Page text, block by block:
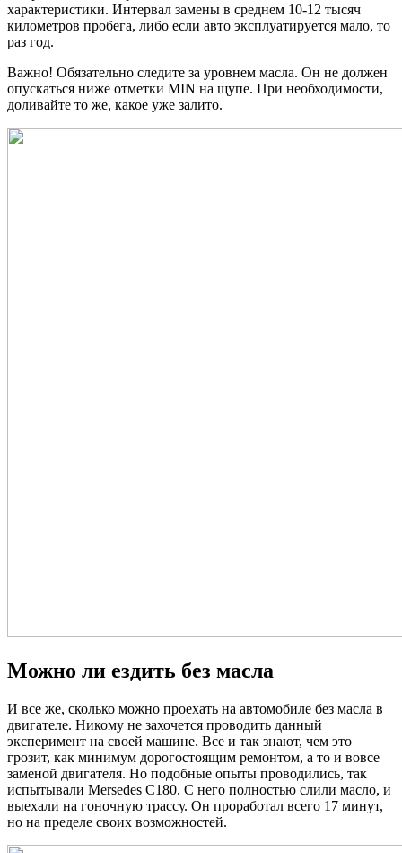
характеристики. Интервал замены в среднем 10-12 тысяч
километров пробега, либо если авто эксплуатируется мало, то
раз год.
Важно! Обязательно следите за уровнем масла. Он не должен
опускаться ниже отметки MIN на щупе. При необходимости,
доливайте то же, какое уже залито.
Можно ли ездить без масла
И все же, сколько можно проехать на автомобиле без масла в
двигателе. Никому не захочется проводить данный
эксперимент на своей машине. Все и так знают, чем это
грозит, как минимум дорогостоящим ремонтом, а то и вовсе
заменой двигателя. Но подобные опыты проводились, так
испытывали Mersedes C180. С него полностью слили масло, и
выехали на гоночную трассу. Он проработал всего 17 минут,
но на пределе своих возможностей.